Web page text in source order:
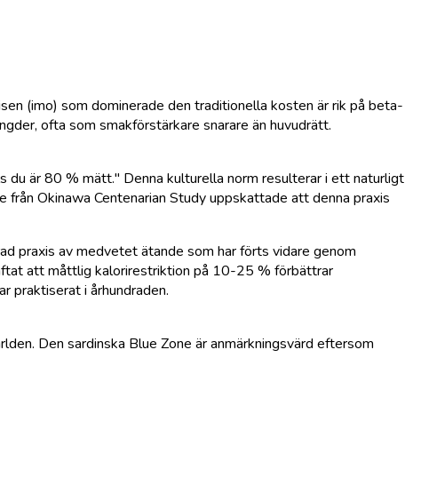
(imo) som dominerade den traditionella kosten är rik på beta-
ofta som smakförstärkare snarare än huvudrätt.
du är 80 % mätt." Denna kulturella norm resulterar i ett naturligt
Okinawa Centenarian Study uppskattade att denna praxis
praxis av medvetet ätande som har förts vidare genom
att måttlig kalorirestriktion på 10-25 % förbättrar
praktiserat i århundraden.
Den sardinska Blue Zone är anmärkningsvärd eftersom